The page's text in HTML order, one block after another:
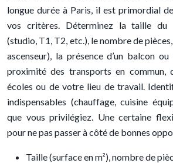
longue durée à Paris, il est primordial
vos critères. Déterminez la taille du
(studio, T1, T2, etc.), le nombre de pièces,
ascenseur), la présence d’un balcon
proximité des transports en commun,
écoles ou de votre lieu de travail.
indispensables (chauffage, cuisine
que vous privilégiez. Une certaine
pour ne pas passer à côté de bonnes
Taille (surface en m²), nombre de